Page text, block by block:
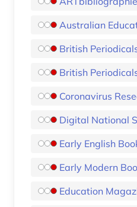
Australian
British
British
Coronavirus
Digital National
Early English
Early Modern
Education